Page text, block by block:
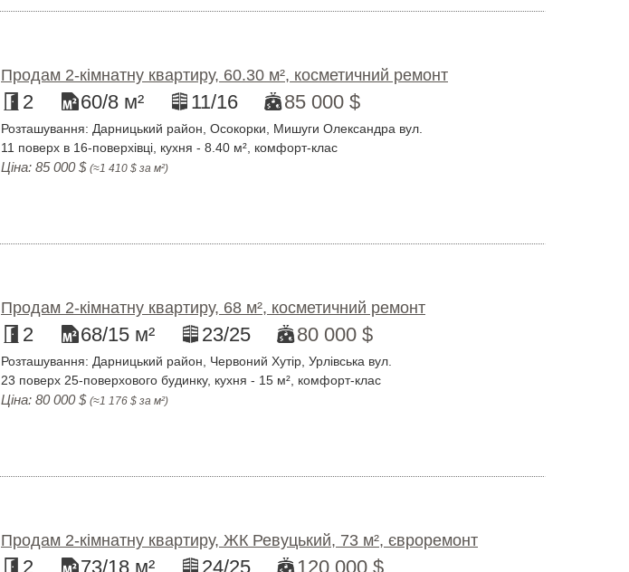
Продам 2-кімнатну квартиру, 60.30 м², косметичний ремонт
2 60/8 м² 11/16 85 000 $
Розташування: Дарницький район, Осокорки, Мишуги Олександра вул.
11 поверх в 16-поверхівці, кухня - 8.40 м², комфорт-клас
Ціна: 85 000 $ (≈1 410 $ за м²)
Продам 2-кімнатну квартиру, 68 м², косметичний ремонт
2 68/15 м² 23/25 80 000 $
Розташування: Дарницький район, Червоний Хутір, Урлівська вул.
23 поверх 25-поверхового будинку, кухня - 15 м², комфорт-клас
Ціна: 80 000 $ (≈1 176 $ за м²)
Продам 2-кімнатну квартиру, ЖК Ревуцький, 73 м², євроремонт
2 73/18 м² 24/25 120 000 $